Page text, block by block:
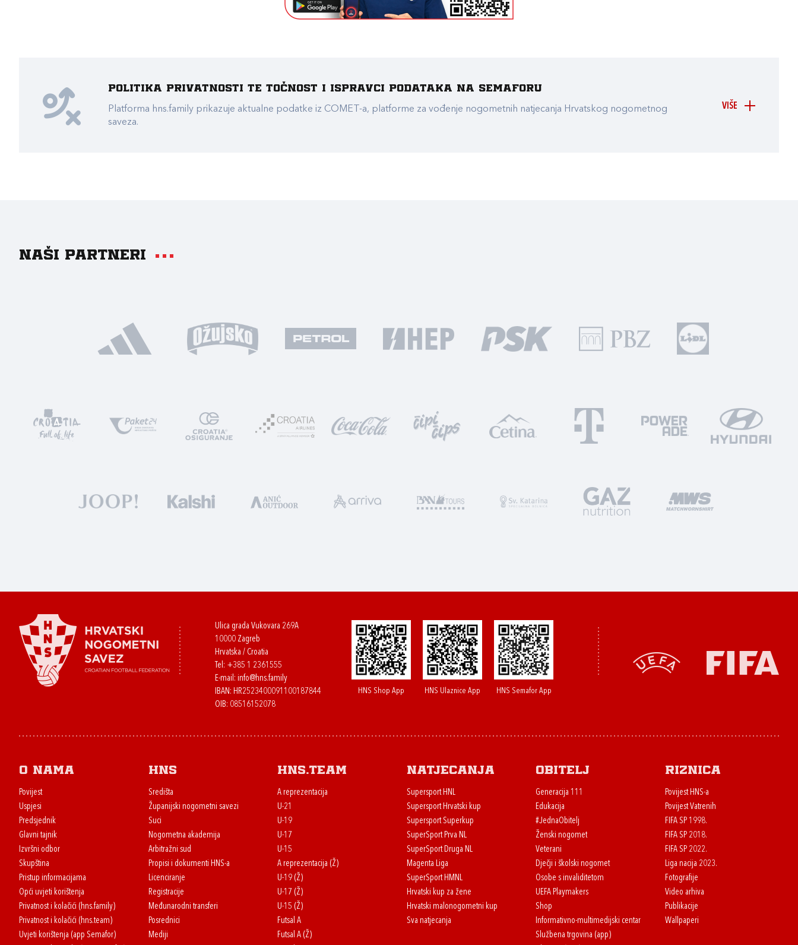
VIŠE
Politika privatnosti te točnost i ispravci podataka na Semaforu
Platforma hns.family prikazuje aktualne podatke iz COMET-a, platforme za vođenje nogometnih natjecanja Hrvatskog nogometnog
saveza.
Naši partneri
Ulica grada Vukovara 269A
10000 Zagreb
Hrvatska / Croatia
Tel: +385 1 2361555
E-mail: info@hns.family
IBAN: HR2523400091100187844
OIB: 08516152078
HNS Shop App HNS Ulaznice App HNS Semafor App
O nama
Povijest
Uspjesi
Predsjednik
Glavni tajnik
Izvršni odbor
Skupština
Pristup informacijama
Opći uvjeti korištenja
Privatnost i kolačići (hns.family)
Privatnost i kolačići (hns.team)
Uvjeti korištenja (app Semafor)
HNS
Središta
Županijski nogometni savezi
Suci
Nogometna akademija
Arbitražni sud
Propisi i dokumenti HNS-a
Licenciranje
Registracije
Međunarodni transferi
Posrednici
Mediji
HNS.team
A reprezentacija
U-21
U-19
U-17
U-15
A reprezentacija (Ž)
U-19 (Ž)
U-17 (Ž)
U-15 (Ž)
Futsal A
Futsal A (Ž)
Natjecanja
Supersport HNL
Supersport Hrvatski kup
Supersport Superkup
SuperSport Prva NL
SuperSport Druga NL
Magenta Liga
SuperSport HMNL
Hrvatski kup za žene
Hrvatski malonogometni kup
Sva natjecanja
Obitelj
Generacija 111
Edukacija
#JednaObitelj
Ženski nogomet
Veterani
Dječji i školski nogomet
Osobe s invaliditetom
UEFA Playmakers
Shop
Informativno-multimedijski centar
Službena trgovina (app)
Riznica
Povijest HNS-a
Povijest Vatrenih
FIFA SP 1998.
FIFA SP 2018.
FIFA SP 2022.
Liga nacija 2023.
Fotografije
Video arhiva
Publikacije
Wallpaperi